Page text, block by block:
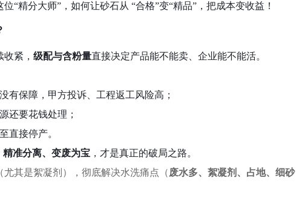
位“精分大师”，如何让砂石从 “合格”变“精品”，把成本变收益！
收紧，级配与含粉量直接决定产品能不能卖、企业能不能活。
没有保障，甲方投诉、工程返工风险高 ；
还要花钱处理 ；
直接停产。
精准分离、变废为宝 ，才是真正的破局之路。
（尤其是絮凝剂），彻底解决水洗痛点（ 废水多、絮凝剂、占地、细砂